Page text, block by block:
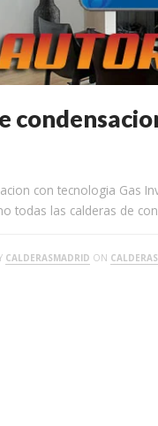
con tecnologia Gas
todas las calderas de
CALDERASMADRID ON